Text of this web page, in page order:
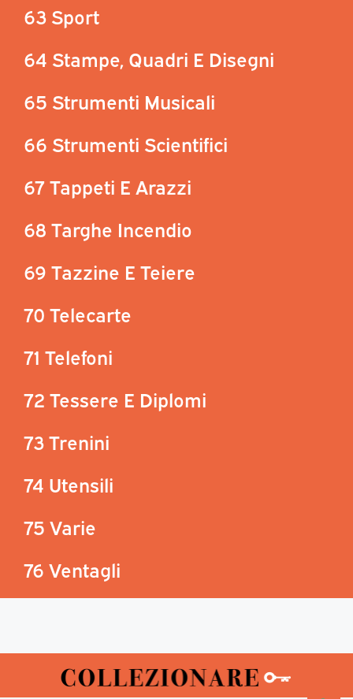
63 Sport
64 Stampe, Quadri E Disegni
65 Strumenti Musicali
66 Strumenti Scientifici
67 Tappeti E Arazzi
68 Targhe Incendio
69 Tazzine E Teiere
70 Telecarte
71 Telefoni
72 Tessere E Diplomi
73 Trenini
74 Utensili
75 Varie
76 Ventagli